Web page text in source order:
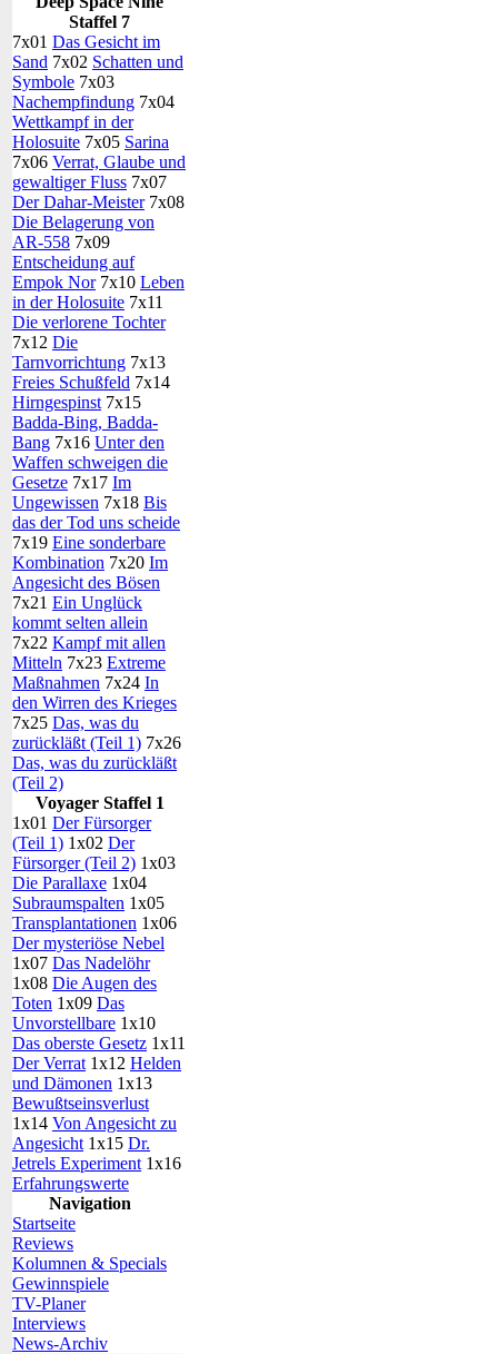
Staffel 7
7x01 Das Gesicht im
Sand 7x02 Schatten und
Symbole 7x03
Nachempfindung 7x04
Wettkampf in der
Holosuite 7x05 Sarina
7x06 Verrat, Glaube und
gewaltiger Fluss 7x07
Der Dahar-Meister7x08
Die Belagerung von
AR-558 7x09
Entscheidung auf
Empok Nor7x10 Leben
in der Holosuite 7x11
Die verlorene Tochter
7x12 Die
Tarnvorrichtung 7x13
Freies Schußfeld 7x14
Hirngespinst 7x15
Badda-Bing, Badda-
Bang 7x16 Unter den
Waffen schweigen die
Gesetze 7x17 Im
Ungewissen 7x18 Bis
das der Tod uns scheide
7x19 Eine sonderbare
Kombination 7x20 Im
Angesicht des Bösen
7x21 Ein Unglück
kommt selten allein
7x22 Kampf mit allen
Mitteln 7x23 Extreme
Maßnahmen 7x24 In
den Wirren des Krieges
7x25 Das, was du
zurückläßt (Teil 1) 7x26
Das, was du zurückläßt
(Teil 2)
Voyager Staffel 1
1x01 Der Fürsorger
(Teil 1) 1x02 Der
Fürsorger (Teil 2) 1x03
Die Parallaxe 1x04
Subraumspalten 1x05
Transplantationen 1x06
Der mysteriöse Nebel
1x07 Das Nadelöhr
1x08 Die Augen des
Toten 1x09 Das
Unvorstellbare 1x10
Das oberste Gesetz 1x11
Der Verrat 1x12 Helden
und Dämonen 1x13
Bewußtseinsverlust
1x14 Von Angesicht zu
Angesicht 1x15 Dr.
Jetrels Experiment 1x16
Erfahrungswerte
Navigation
Startseite
Reviews
Kolumnen & Specials
Gewinnspiele
TV-Planer
Interviews
News-Archiv